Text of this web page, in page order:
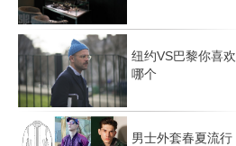
择
纽约VS巴黎你喜欢
哪个
男士外套春夏流行